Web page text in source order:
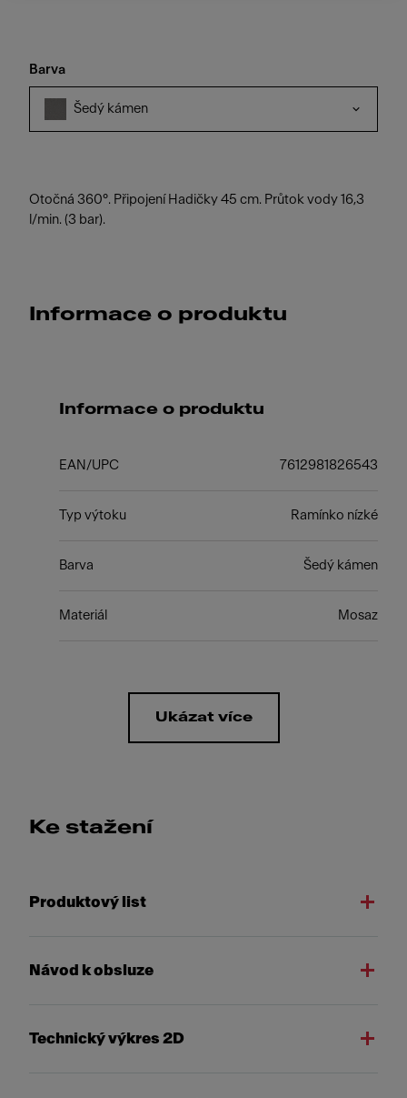
Barva
Šedý kámen
Otočná 360°. Připojení Hadičky 45 cm. Průtok vody 16,3
l/min. (3 bar).
Informace o produktu
Informace o produktu
EAN/UPC 7612981826543
Typ výtoku Ramínko nízké
Barva Šedý kámen
Materiál Mosaz
Ukázat více
Ke stažení
Produktový list
Návod k obsluze
Technický výkres 2D